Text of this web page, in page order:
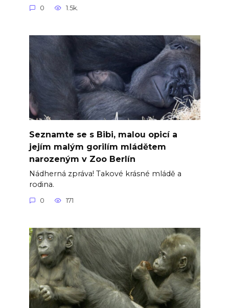
0 1.5k.
Seznamte se s Bibi, malou opicí a
jejím malým gorilím mládětem
narozeným v Zoo Berlín
Nádherná zpráva! Takové krásné mládě a
rodina.
0 171